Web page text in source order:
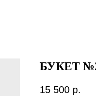
БУКЕТ
15 500 р.